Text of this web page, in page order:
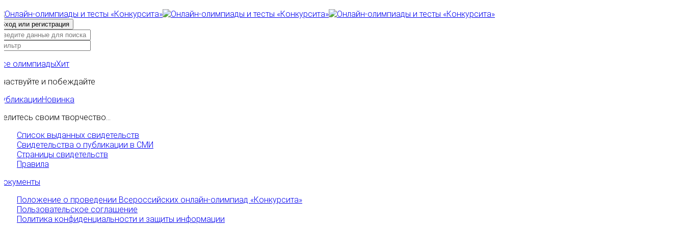
олимпиадыХит
и побеждайте
Новинка
своим творчество...
Список выданных свидетельств
Свидетельства о публикации в СМИ
Страницы свидетельств
Правила
Положение о проведении Всероссийских онлайн-олимпиад «Конкурсита»
Пользовательское соглашение
Политика конфиденциальности и защиты информации